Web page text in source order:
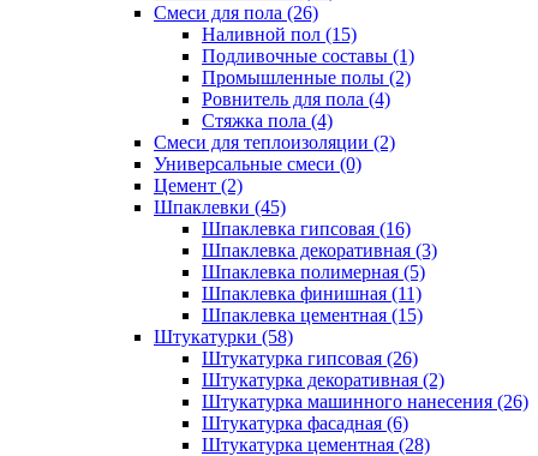
Смеси для пола (26)
Наливной пол (15)
Подливочные составы (1)
Промышленные полы (2)
Ровнитель для пола (4)
Стяжка пола (4)
Смеси для теплоизоляции (2)
Универсальные смеси (0)
Цемент (2)
Шпаклевки (45)
Шпаклевка гипсовая (16)
Шпаклевка декоративная (3)
Шпаклевка полимерная (5)
Шпаклевка финишная (11)
Шпаклевка цементная (15)
Штукатурки (58)
Штукатурка гипсовая (26)
Штукатурка декоративная (2)
Штукатурка машинного нанесения (26)
Штукатурка фасадная (6)
Штукатурка цементная (28)